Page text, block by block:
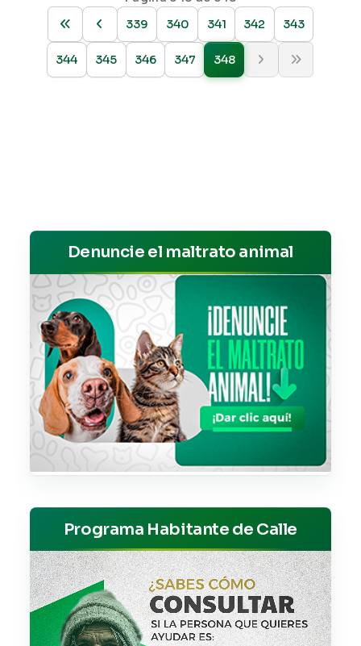
339
340 341 342 343
344 345 346 347 348
Denuncie el maltrato animal
Programa Habitante de Calle